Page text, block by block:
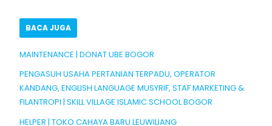
BACA JUGA
MAINTENANCE | DONAT UBE BOGOR
PENGASUH USAHA PERTANIAN TERPADU, OPERATOR
KANDANG, ENGLISH LANGUAGE MUSYRIF, STAF MARKETING &
FILANTROPI | SKILL VILLAGE ISLAMIC SCHOOL BOGOR
HELPER | TOKO CAHAYA BARU LEUWILIANG